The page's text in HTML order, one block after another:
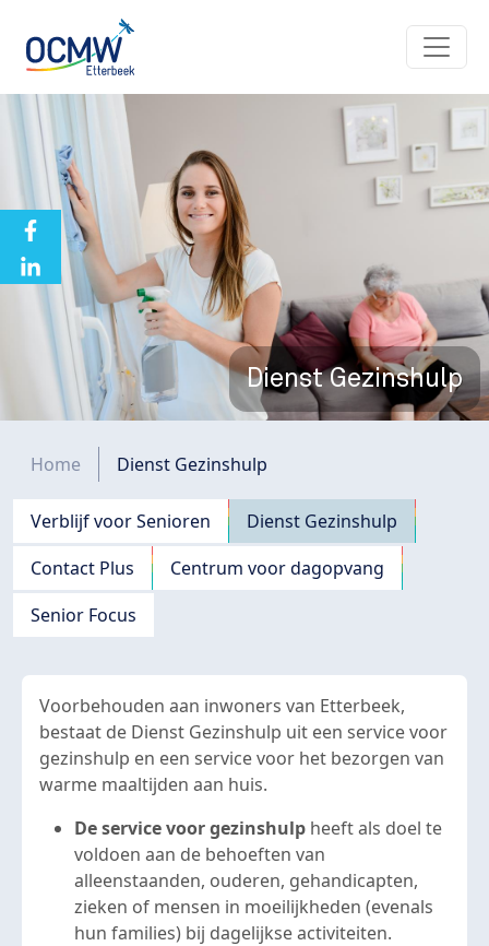
Dienst Gezinshulp
Kruimelpad
Home Dienst Gezinshulp
Navigation principale
Verblijf voor Senioren
Dienst Gezinshulp
Contact Plus
Centrum voor dagopvang
Senior Focus
Voorbehouden aan inwoners van Etterbeek,
bestaat de Dienst Gezinshulp uit een service voor
gezinshulp en een service voor het bezorgen van
warme maaltijden aan huis.
De service voor gezinshulp heeft als doel te
voldoen aan de behoeften van
alleenstaanden, ouderen, gehandicapten,
zieken of mensen in moeilijkheden (evenals
hun families) bij dagelijkse activiteiten.